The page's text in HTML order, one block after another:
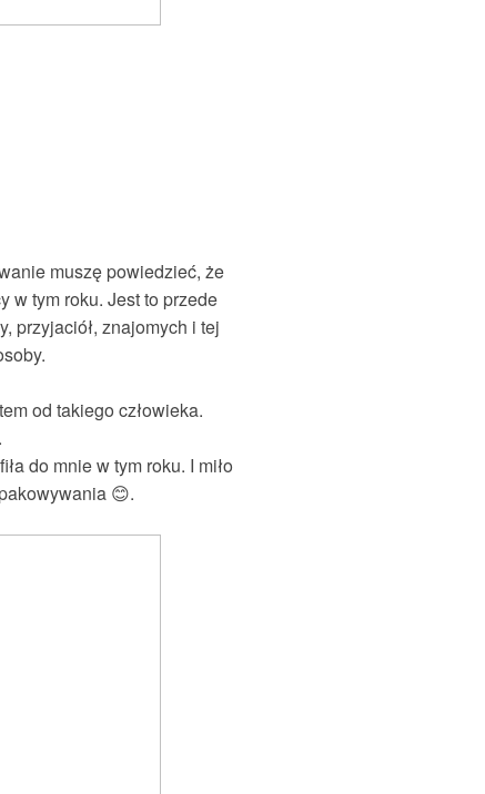
muszę powiedzieć, że
w tym roku. Jest to przede
przyjaciół, znajomych i tej
od takiego człowieka.
do mnie w tym roku. I miło
😊.